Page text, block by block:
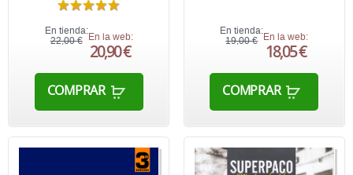
En tienda:
22,00 € En la web:
20,90 €
COMPRAR
En tienda:
19,00 €
En la web:
18,05 €
COMPRAR